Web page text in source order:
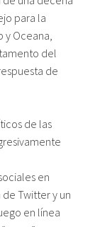
para la
y Oceana,
del
de
de las
en
Twitter y un
en línea